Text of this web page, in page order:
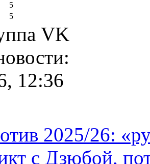
5
5
VK
12:36
2025/26:
с Дзюбой,